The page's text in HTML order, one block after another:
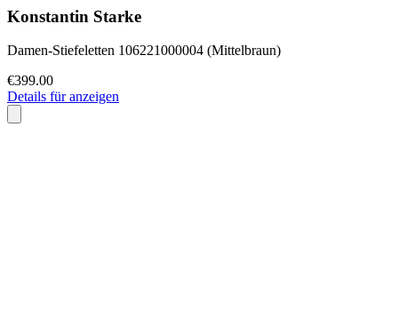
Konstantin Starke
Damen-Stiefeletten 106221000004 (Mittelbraun)
€399.00
Details für anzeigen